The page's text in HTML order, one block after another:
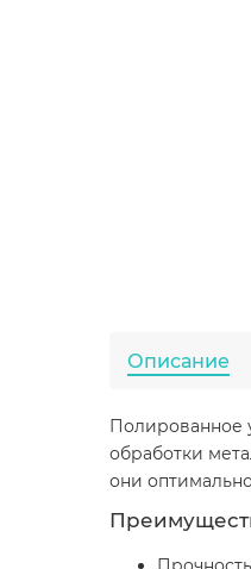
Описание
Полированное
обработки
они